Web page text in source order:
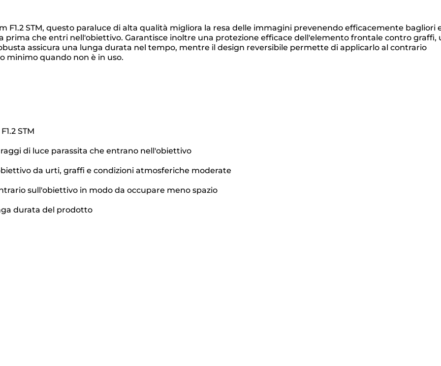
F1.2 STM, questo paraluce di alta qualità migliora la resa delle immagini prevenendo efficacemente bagliori
prima che entri nell'obiettivo. Garantisce inoltre una protezione efficace dell'elemento frontale contro graffi,
assicura una lunga durata nel tempo, mentre il design reversibile permette di applicarlo al contrario
minimo quando non è in uso.
STM
di luce parassita che entrano nell'obiettivo
da urti, graffi e condizioni atmosferiche moderate
sull'obiettivo in modo da occupare meno spazio
durata del prodotto